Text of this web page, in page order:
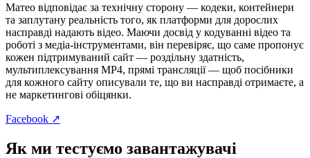
Матео відповідає за технічну сторону — кодеки, контейнери
та заплутану реальність того, як платформи для дорослих
насправді надають відео. Маючи досвід у кодуванні відео та
роботі з медіа-інструментами, він перевіряє, що саме пропонує
кожен підтримуваний сайт — роздільну здатність,
мультиплексування MP4, прямі трансляції — щоб посібники
для кожного сайту описували те, що ви насправді отримаєте, а
не маркетингові обіцянки.
Facebook ↗
Як ми тестуємо завантажувачі